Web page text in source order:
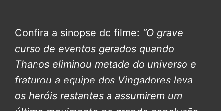
Confira a sinopse do filme: “O grave
curso de eventos gerados quando
Thanos eliminou metade do universo e
fraturou a equipe dos Vingadores leva
os heróis restantes a assumirem um